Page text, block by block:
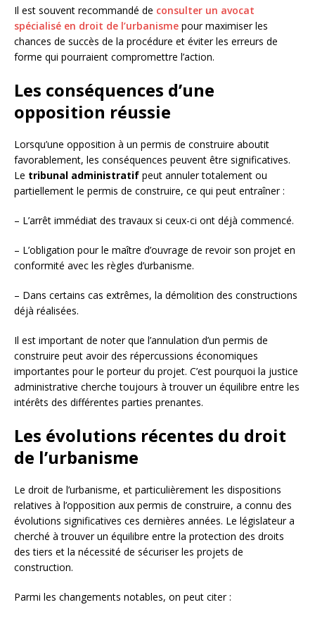
Il est souvent recommandé de consulter un avocat
spécialisé en droit de l’urbanisme pour maximiser les
chances de succès de la procédure et éviter les erreurs de
forme qui pourraient compromettre l’action.
Les conséquences d’une
opposition réussie
Lorsqu’une opposition à un permis de construire aboutit
favorablement, les conséquences peuvent être significatives.
Le tribunal administratif peut annuler totalement ou
partiellement le permis de construire, ce qui peut entraîner :
– L’arrêt immédiat des travaux si ceux-ci ont déjà commencé.
– L’obligation pour le maître d’ouvrage de revoir son projet en
conformité avec les règles d’urbanisme.
– Dans certains cas extrêmes, la démolition des constructions
déjà réalisées.
Il est important de noter que l’annulation d’un permis de
construire peut avoir des répercussions économiques
importantes pour le porteur du projet. C’est pourquoi la justice
administrative cherche toujours à trouver un équilibre entre les
intérêts des différentes parties prenantes.
Les évolutions récentes du droit
de l’urbanisme
Le droit de l’urbanisme, et particulièrement les dispositions
relatives à l’opposition aux permis de construire, a connu des
évolutions significatives ces dernières années. Le législateur a
cherché à trouver un équilibre entre la protection des droits
des tiers et la nécessité de sécuriser les projets de
construction.
Parmi les changements notables, on peut citer :